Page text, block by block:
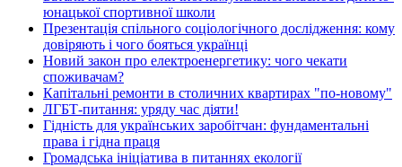
юнацької спортивної школи
Презентація спільного соціологічного дослідження: кому
довіряють і чого бояться українці
Новий закон про електроенергетику: чого чекати
споживачам?
Капітальні ремонти в столичних квартирах "по-новому"
ЛГБТ-питання: уряду час діяти!
Гідність для українських заробітчан: фундаментальні
права і гідна праця
Громадська ініціатива в питаннях екології